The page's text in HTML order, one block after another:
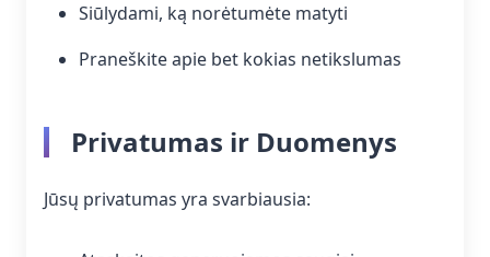
Siūlydami, ką norėtumėte matyti
Praneškite apie bet kokias netikslumas
Privatumas ir Duomenys
Jūsų privatumas yra svarbiausia: